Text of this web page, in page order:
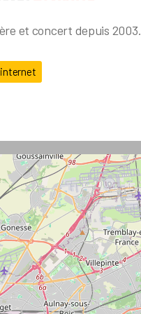
et concert depuis 2003.